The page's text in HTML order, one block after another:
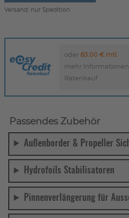
Versand: nur Spedition
oder83.00 € mtl.
mehr
Ratenkauf
Passendes Zubehör
Außenborder & Propeller
Hydrofoils Stabilisatoren
Pinnenverlängerung für